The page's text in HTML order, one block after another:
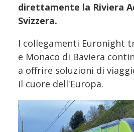
direttamente la Riviera
Svizzera.
I collegamenti Euronight
e Monaco di Baviera
a offrire soluzioni di
il cuore dell'Europa.